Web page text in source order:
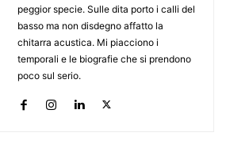
peggior specie. Sulle dita porto i calli del
basso ma non disdegno affatto la
chitarra acustica. Mi piacciono i
temporali e le biografie che si prendono
poco sul serio.